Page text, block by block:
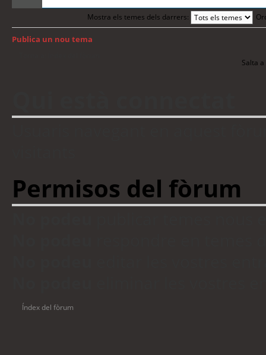
Mostra els temes dels darrers:
Publica un nou tema
Salta a
Permisos del fòrum
Índex del fòrum